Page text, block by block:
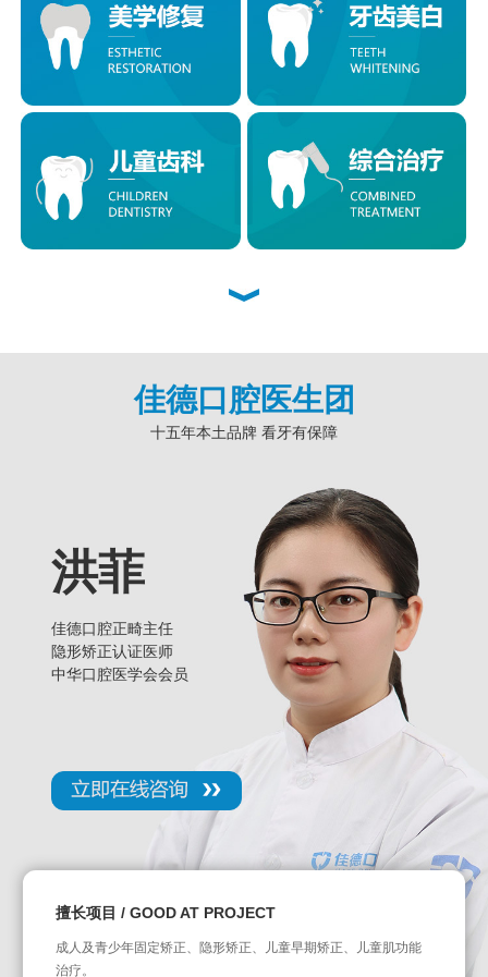
佳德口腔医生团
十五年本土品牌 看牙有保障
PROJECT
形矫正、儿童早期矫正、儿童肌功能
王凯
佳德口腔业务院长
口腔正畸医生
恒惠隐形矫正授权医
时代天使隐形矫正认
隐适美隐形矫正认证
牙齿正畸、隐形矫正、